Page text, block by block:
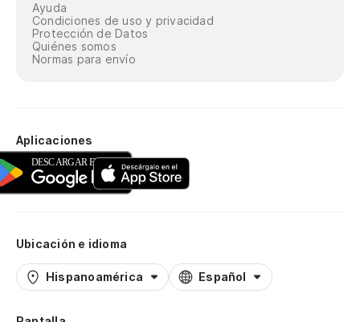
Ayuda
Condiciones de uso y privacidad
Protección de Datos
Quiénes somos
Normas para envío
Aplicaciones
Ubicación e idioma
Hispanoamérica Español